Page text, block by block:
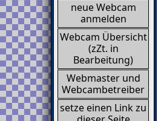
neue Webcam
anmelden
Webcam Übersicht
(zZt. in
Bearbeitung)
Webmaster und
Webcambetreiber
setze einen Link zu